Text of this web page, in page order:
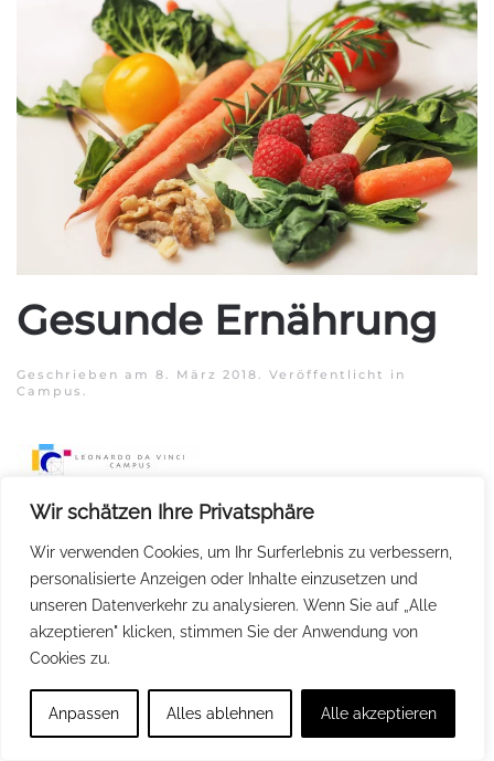
Wir schätzen Ihre Privatsphäre
Wir verwenden Cookies, um Ihr Surferlebnis zu verbessern,
personalisierte Anzeigen oder Inhalte einzusetzen und
unseren Datenverkehr zu analysieren. Wenn Sie auf „Alle
akzeptieren" klicken, stimmen Sie der Anwendung von
Cookies zu.
Anpassen Alles ablehnen Alle akzeptieren
Gesunde Ernährung
Geschrieben am 8. März 2018
. Veröffentlicht in
Campus